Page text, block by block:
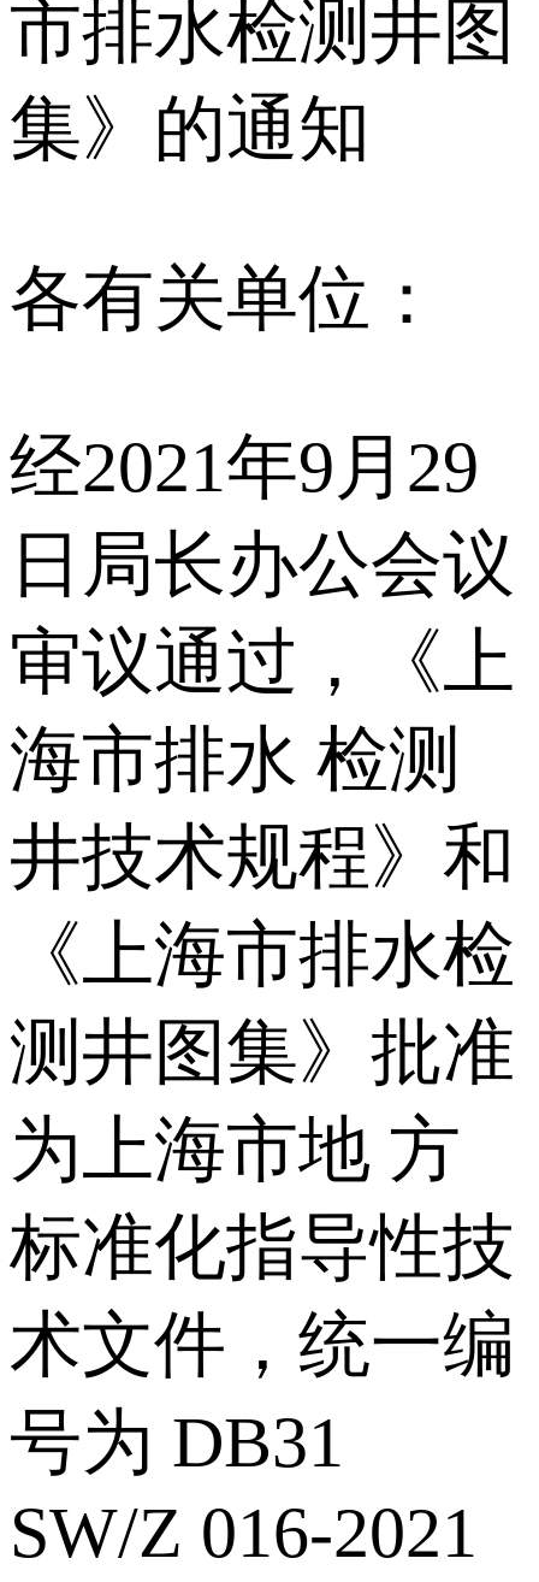
市排水检测井图
集》的通知
各有关单位：
经2021年9月29
日局长办公会议
审议通过，《上
海市排水 检测
井技术规程》和
《上海市排水检
测井图集》批准
为上海市地 方
标准化指导性技
术文件，统一编
号为 DB31
SW/Z 016-2021